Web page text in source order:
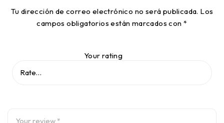
Tu dirección de correo electrónico no será publicada. Los
campos obligatorios están marcados con*
Your rating